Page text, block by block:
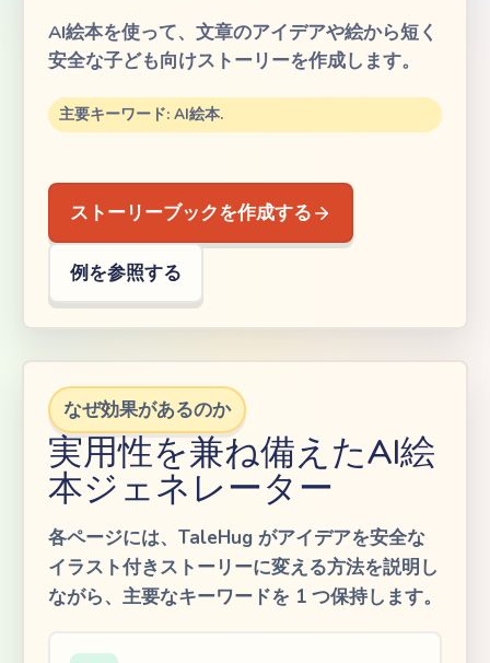
AI絵本を使って、文章のアイデアや絵から短く
安全な子ども向けストーリーを作成します。
主要キーワード: AI絵本.
ストーリーブックを作成する
例を参照する
なぜ効果があるのか
実用性を兼ね備えたAI絵
本ジェネレーター
各ページには、TaleHug がアイデアを安全な
イラスト付きストーリーに変える方法を説明し
ながら、主要なキーワードを 1 つ保持します。